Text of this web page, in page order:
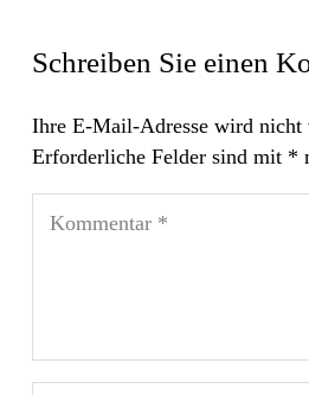
Schreiben Sie einen
Ihre E-Mail-Adresse wird
Erforderliche Felder sind mit *